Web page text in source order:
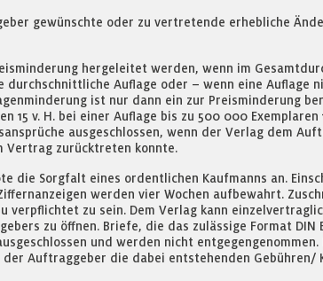
gewünschte oder zu vertretende erhebliche
hergeleitet werden, wenn im
Auflage oder – wenn eine Auflage
ist nur dann ein zur Preisminderung
15 v. H. bei einer Auflage bis zu 500 000 Exemplaren
ausgeschlossen, wenn der Verlag dem
Vertrag zurücktreten konnte.
die Sorgfalt eines ordentlichen Kaufmanns an.
werden vier Wochen aufbewahrt.
zu sein. Dem Verlag kann
zu öffnen. Briefe, die das zulässige Format DIN
und werden nicht entgegengenommen.
Auftraggeber die dabei entstehenden Gebühren/